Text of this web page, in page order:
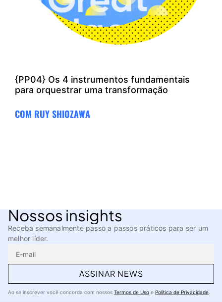
{PP04} Os 4 instrumentos fundamentais
para orquestrar uma transformação
COM RUY SHIOZAWA
Nossos insights
Receba semanalmente passo a passos práticos para ser um
melhor líder.
ASSINAR NEWS
Ao se inscrever você concorda com nossos Termos de Uso e Política de Privacidade